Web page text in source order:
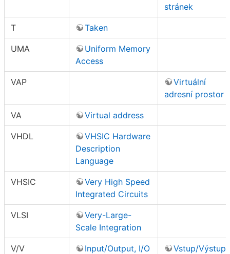
stránek
T Taken
UMA
Uniform Memory
Access
VAP
Virtuální
adresní prostor
VA Virtual address
VHDL
VHSIC Hardware
Description
Language
VHSIC
Very High Speed
Integrated Circuits
VLSI
Very-Large-
Scale Integration
V/V Input/Output, I/O Vstup/Výstup